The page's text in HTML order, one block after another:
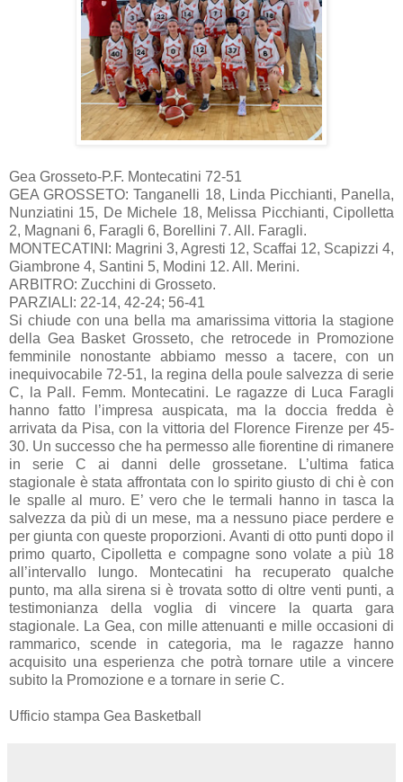
Gea Grosseto-P.F. Montecatini 72-51
GEA GROSSETO: Tanganelli 18, Linda Picchianti, Panella,
Nunziatini 15, De Michele 18, Melissa Picchianti, Cipolletta
2, Magnani 6, Faragli 6, Borellini 7. All. Faragli.
MONTECATINI: Magrini 3, Agresti 12, Scaffai 12, Scapizzi 4,
Giambrone 4, Santini 5, Modini 12. All. Merini.
ARBITRO: Zucchini di Grosseto.
PARZIALI: 22-14, 42-24; 56-41
Si chiude con una bella ma amarissima vittoria la stagione
della Gea Basket Grosseto, che retrocede in Promozione
femminile nonostante abbiamo messo a tacere, con un
inequivocabile 72-51, la regina della poule salvezza di serie
C, la Pall. Femm. Montecatini. Le ragazze di Luca Faragli
hanno fatto l’impresa auspicata, ma la doccia fredda è
arrivata da Pisa, con la vittoria del Florence Firenze per 45-
30. Un successo che ha permesso alle fiorentine di rimanere
in serie C ai danni delle grossetane. L’ultima fatica
stagionale è stata affrontata con lo spirito giusto di chi è con
le spalle al muro. E’ vero che le termali hanno in tasca la
salvezza da più di un mese, ma a nessuno piace perdere e
per giunta con queste proporzioni. Avanti di otto punti dopo il
primo quarto, Cipolletta e compagne sono volate a più 18
all’intervallo lungo. Montecatini ha recuperato qualche
punto, ma alla sirena si è trovata sotto di oltre venti punti, a
testimonianza della voglia di vincere la quarta gara
stagionale. La Gea, con mille attenuanti e mille occasioni di
rammarico, scende in categoria, ma le ragazze hanno
acquisito una esperienza che potrà tornare utile a vincere
subito la Promozione e a tornare in serie C.
Ufficio stampa Gea Basketball